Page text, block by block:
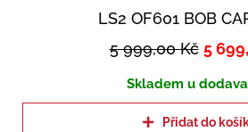
LS2 OF601 BOB
5 999,00Kč 5
Skladem u
Přidat do